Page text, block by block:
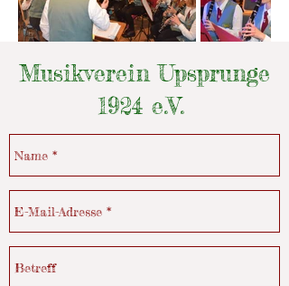
Musikverein Upsprunge
1924 e.V.